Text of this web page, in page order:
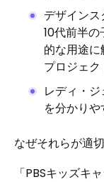
デザイン
10代前半
的な用途
プロジェ
レディ・
を分かり
なぜそれらが適
「PBSキッズキ